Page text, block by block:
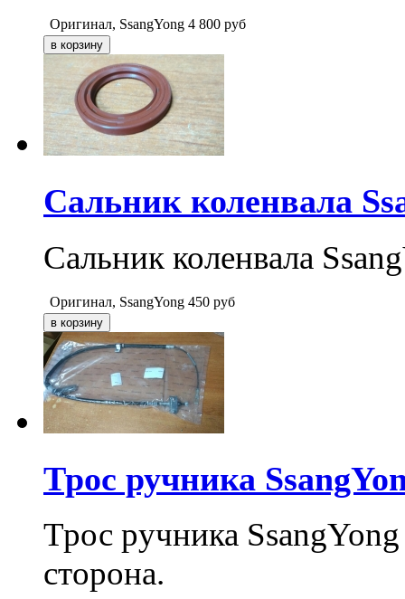
Оригинал, SsangYong 4 800 руб
Сальник коленвала
Сальник коленвала
Оригинал, SsangYong 450 руб
Трос ручника
Трос ручника
сторона.